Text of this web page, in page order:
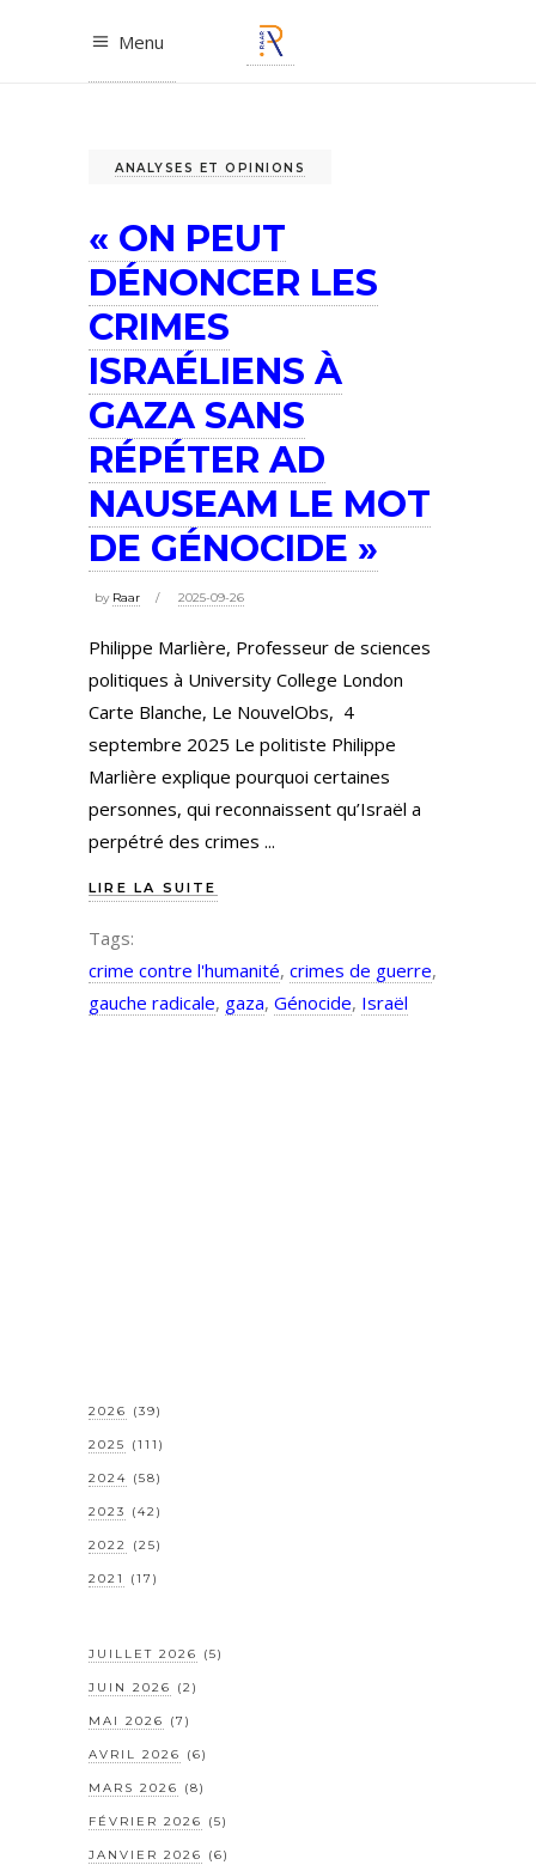
Menu
ANALYSES ET OPINIONS
« ON PEUT
DÉNONCER LES
CRIMES
ISRAÉLIENS À
GAZA SANS
RÉPÉTER AD
NAUSEAM LE MOT
DE GÉNOCIDE »
by Raar 2025-09-26
Philippe Marlière, Professeur de sciences
politiques à University College London
Carte Blanche, Le NouvelObs, 4
septembre 2025 Le politiste Philippe
Marlière explique pourquoi certaines
personnes, qui reconnaissent qu’Israël a
perpétré des crimes
LIRE LA SUITE
Tags:
crime contre l'humanité, crimes de guerre,
gauche radicale, gaza, Génocide, Israël
2026 (39)
2025 (111)
2024 (58)
2023 (42)
2022 (25)
2021 (17)
JUILLET 2026 (5)
JUIN 2026 (2)
MAI 2026 (7)
AVRIL 2026 (6)
MARS 2026 (8)
FÉVRIER 2026 (5)
JANVIER 2026 (6)